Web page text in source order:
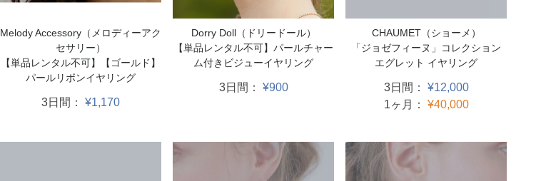
Melody Accessory（メロディーアク
セサリー）
【単品レンタル不可】【ゴールド】
パールリボンイヤリング
3日間： ¥1,170
Dorry Doll（ドリードール）
【単品レンタル不可】パールチャー
ム付きビジューイヤリング
3日間： ¥900
CHAUMET（ショーメ）
「ジョゼフィーヌ」コレクション
エグレット イヤリング
3日間： ¥12,000
1ヶ月： ¥40,000